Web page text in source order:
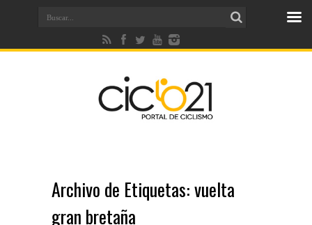
Archivo de Etiquetas:vuelta
gran bretaña